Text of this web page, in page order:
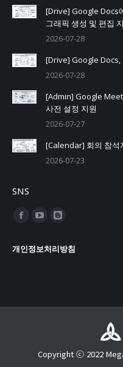
[Drive] Google Docs
그래픽 생성 및 편집
2026-07-28
[Drive] Google Docs,
2026-07-28
[Admin] Google
사전 설정 지원
2026-07-27
[Calendar] 회의 참석
2026-07-23
SNS
Find us on:
Facebook
opens
YouTube
opens
Blogger
opens
개인정보처리방침
Copyright ⓒ 2022